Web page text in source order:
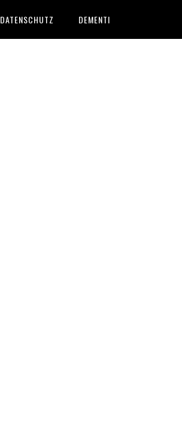
DATENSCHUTZ DEMENTI